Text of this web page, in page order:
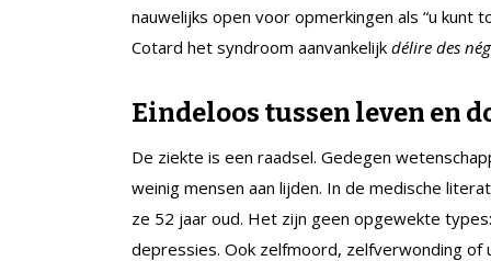
nauwelijks open voor opmerkingen als “u
Cotard het syndroom aanvankelijk délire des
Eindeloos tussen leven en
De ziekte is een raadsel. Gedegen
weinig mensen aan lijden. In de medische
ze 52 jaar oud. Het zijn geen opgewekte
depressies. Ook zelfmoord, zelfverwonding of